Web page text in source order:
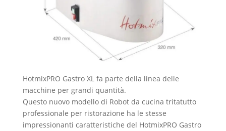
HotmixPRO Gastro XL fa parte della linea delle
macchine per grandi quantità.
Questo nuovo modello di Robot da cucina tritatutto
professionale per ristorazione ha le stesse
impressionanti caratteristiche del HotmixPRO Gastro